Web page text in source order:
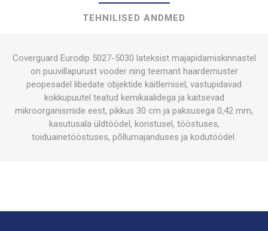
TEHNILISED ANDMED
Coverguard Eurodip 5027-5030 lateksist majapidamiskinnastel
on puuvillapurust vooder ning teemant haardemuster
peopesadel libedate objektide käitlemisel, vastupidavad
kokkupuutel teatud kemikaalidega ja kaitsevad
mikroorganismide eest, pikkus 30 cm ja paksusega 0,42 mm,
kasutusala üldtöödel, koristusel, tööstuses,
toiduainetööstuses, põllumajanduses ja kodutöödel.